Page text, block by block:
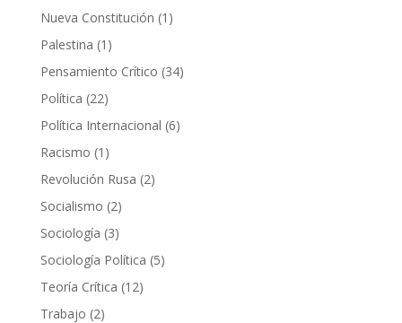
productos
Nueva Constitución 1 1
Palestina 1 1
producto
Pensamiento Crítico 3434
Política 2222
productos
Política Internacional 66
Racismo 1 1
producto
Revolución Rusa 22
Socialismo 22
productos
Sociología 33
productos
Sociología Política 55
Teoría Crítica 1212
Trabajo 22